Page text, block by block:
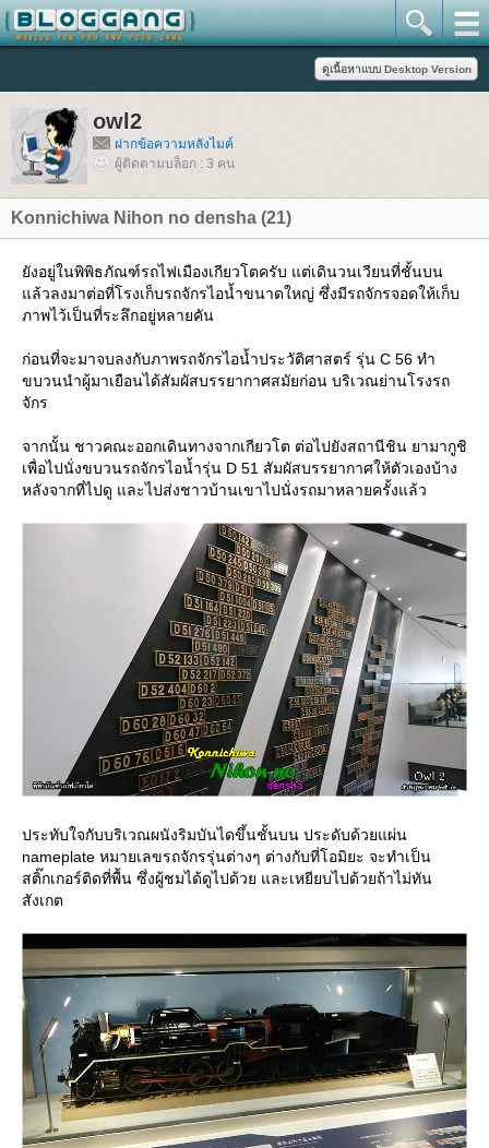
owl2
ฝากข้อความหลังไมค์
ผู้ติดตามบล็อก : 3 คน
Konnichiwa Nihon no densha (21)
ังอยู่ในพิพิธภัณฑ์รถไฟเมืองเกียวโตครับ แต่เดินวนเวียนที่ชั้นบน
ล้วลงมาต่อที่โรงเก็บรถจักรไอน้ำขนาดใหญ่ ซึ่งมีรถจักรจอดให้เก็บ
ภาพไว้เป็นที่ระลึกอยู่หลายคัน
ก่อนที่จะมาจบลงกับภาพรถจักรไอน้ำประวัติศาสตร์ รุ่น C 56 ทำ
ขบวนนำผู้มาเยือนได้สัมผัสบรรยากาศสมัยก่อน บริเวณย่านโรงรถ
จักร
จากนั้น ชาวคณะออกเดินทางจากเกียวโต ต่อไปยังสถานีชิน ยามากูชิ
เพื่อไปนั่งขบวนรถจักรไอน้ำรุ่น D 51 สัมผัสบรรยากาศให้ตัวเองบ้าง
หลังจากที่ไปดู และไปส่งชาวบ้านเขาไปนั่งรถมาหลายครั้งแล้ว
ประทับใจกับบริเวณผนังริมบันไดขึ้นชั้นบน ประดับด้วยแผ่น
nameplate หมายเลขรถจักรรุ่นต่างๆ ต่างกับที่โอมิยะ จะทำเป็น
สติ๊กเกอร์ติดที่พื้น ซึ่งผู้ชมได้ดูไปด้วย และเหยียบไปด้วยถ้าไม่ทัน
สังเกต